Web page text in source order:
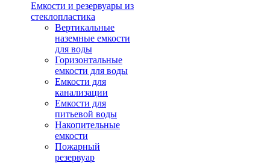
Емкости и резервуары из
стеклопластика
Вертикальные
наземные емкости
для воды
Горизонтальные
емкости для воды
Емкости для
канализации
Емкости для
питьевой воды
Накопительные
емкости
Пожарный
резервуар